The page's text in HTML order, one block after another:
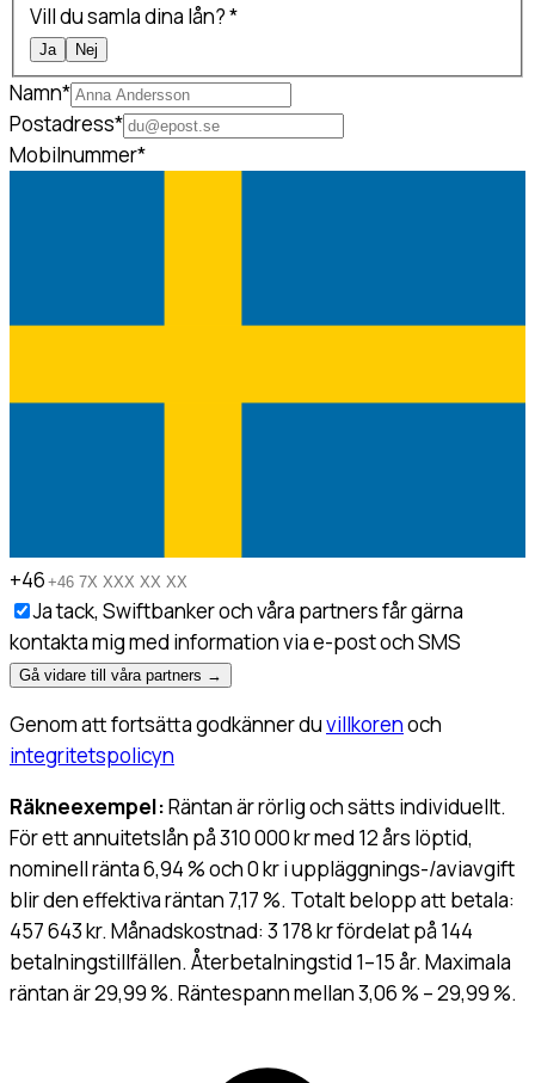
Vill du samla dina lån?*
Ja Nej
Namn*
Postadress*
Mobilnummer*
+46
Ja tack, Swiftbanker och våra partners får gärna
kontakta mig med information via e-post och SMS
Gå vidare till våra partners →
Genom att fortsätta godkänner duvillkorenoch
integritetspolicyn
Räkneexempel:Räntan är rörlig och sätts individuellt.
För ett annuitetslån på 310 000 kr med 12 års löptid,
nominell ränta 6,94 % och 0 kr i uppläggnings-/aviavgift
blir den effektiva räntan 7,17 %. Totalt belopp att betala:
457 643 kr. Månadskostnad: 3 178 kr fördelat på 144
betalningstillfällen. Återbetalningstid 1–15 år. Maximala
räntan är 29,99 %. Räntespann mellan 3,06 % – 29,99 %.